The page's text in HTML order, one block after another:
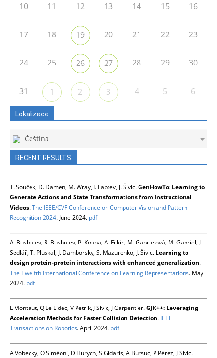
10 11 12 13 14 15 16
17 18 19 20 21 22 23
24 25 26 27 28 29 30
31 1 2 3 4 5 6
Lokalizace
Čeština
RECENT RESULTS
T. Souček, D. Damen, M. Wray, I. Laptev, J. Šivic.GenHowTo: Learning to
Generate Actions and State Transformations from Instructional
Videos.The IEEE/CVF Conference on Computer Vision and Pattern
Recognition 2024. June 2024. pdf
A. Bushuiev, R. Bushuiev, P. Kouba, A. Filkin, M. Gabrielová, M. Gabriel, J.
Sedlář, T. Pluskal, J. Damborsky, S. Mazurenko, J. Šivic. Learning to
design protein-protein interactions with enhanced generalization.
The Twelfth International Conference on Learning Representations. May
2024. pdf
L Montaut, Q Le Lidec, V Petrik, J Sivic, J Carpentier.GJK++: Leveraging
Acceleration Methods for Faster Collision Detection. IEEE
Transactions on Robotics. April 2024. pdf
A Vobecky, O Siméoni, D Hurych, S Gidaris, A Bursuc, P Pérez, J Sivic.